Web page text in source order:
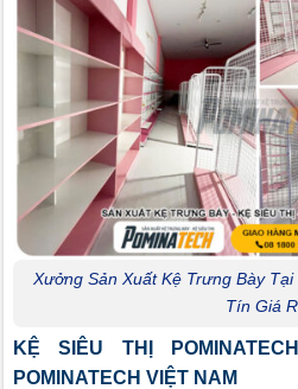
Xưởng Sản Xuất Kệ Trưng Bày
Tín Giá
KỆ SIÊU THỊ
POMINATECH VIỆT NAM